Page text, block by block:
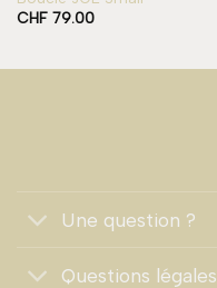
CHF79.00
Une question ?
Questions légales